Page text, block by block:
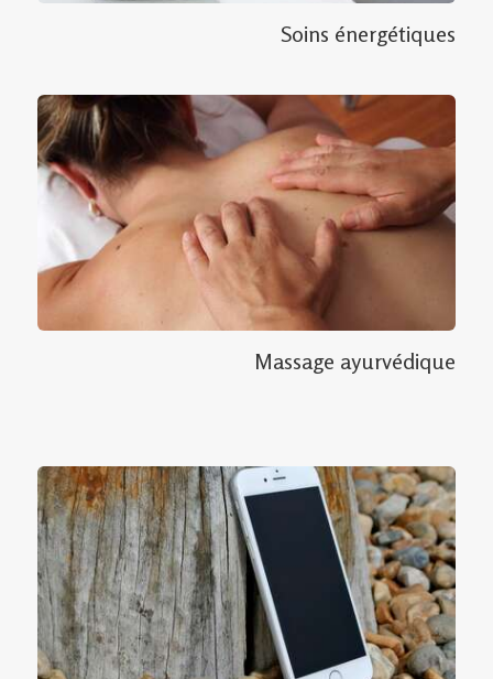
Soins énergétiques
Massage ayurvédique